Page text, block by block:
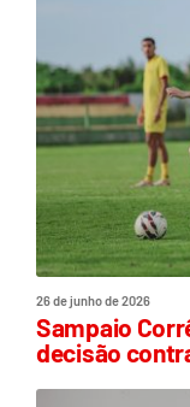
26 de junho de 2026
Sampaio
decisão